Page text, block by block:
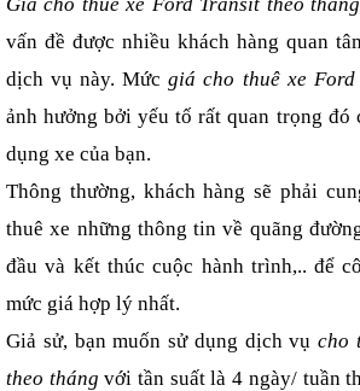
vấn đề được nhiều khách hàng quan
dịch vụ này. Mức giá cho thuê xe
ảnh hưởng bởi yếu tố rất quan trọng
dụng xe của bạn.
Thông thường, khách hàng sẽ phải
thuê xe những thông tin về quãng
đầu và kết thúc cuộc hành trình,.. để
mức giá hợp lý nhất.
Giả sử, bạn muốn sử dụng dịch vụ cho
theo tháng với tần suất là 4 ngày/ tuần